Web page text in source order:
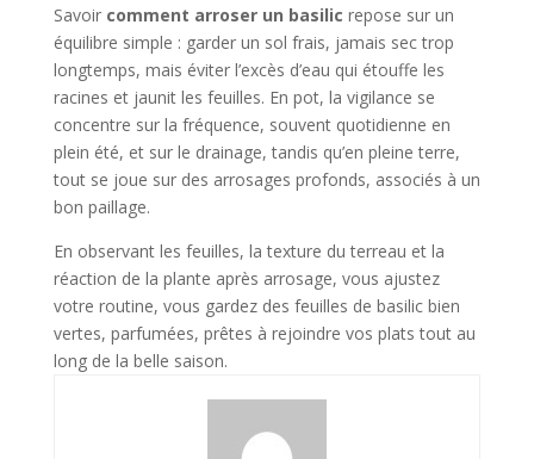
Savoir comment arroser un basilic repose sur un
équilibre simple : garder un sol frais, jamais sec trop
longtemps, mais éviter l’excès d’eau qui étouffe les
racines et jaunit les feuilles. En pot, la vigilance se
concentre sur la fréquence, souvent quotidienne en
plein été, et sur le drainage, tandis qu’en pleine terre,
tout se joue sur des arrosages profonds, associés à un
bon paillage.
En observant les feuilles, la texture du terreau et la
réaction de la plante après arrosage, vous ajustez
votre routine, vous gardez des feuilles de basilic bien
vertes, parfumées, prêtes à rejoindre vos plats tout au
long de la belle saison.​